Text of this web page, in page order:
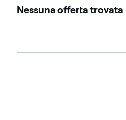
Nessuna offerta trovata